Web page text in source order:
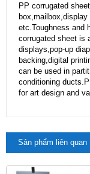
PP corrugated
etc.Toughness and
corrugated sheet is
displays,pop-up
backing,digital
can be used in
conditioning
for art design and
Sản phẩm liên quan